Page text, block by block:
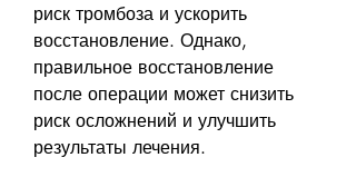
риск тромбоза и ускорить
восстановление. Однако,
правильное восстановление
после операции может снизить
риск осложнений и улучшить
результаты лечения.